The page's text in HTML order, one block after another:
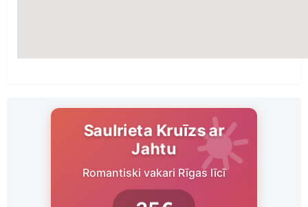
Saulrieta Kruīzs ar
Jahtu
Romantiski vakari Rīgas līcī